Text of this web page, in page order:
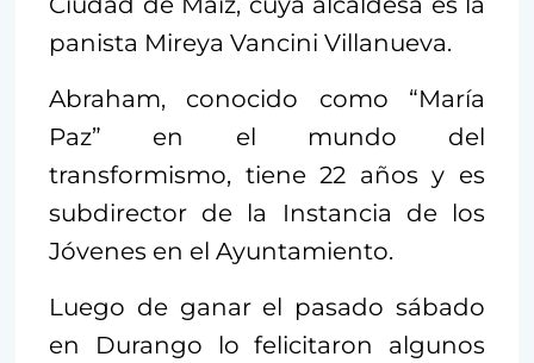
panista Mireya Vancini Villanueva.
Abraham, conocido como “María
Paz” en el mundo del
transformismo, tiene 22 años y es
subdirector de la Instancia de los
Jóvenes en el Ayuntamiento.
Luego de ganar el pasado sábado
en Durango lo felicitaron algunos